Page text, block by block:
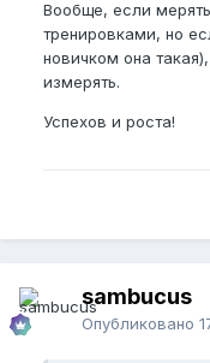
в яйце и член
я перестал,
намного
Uvipe, в будущем
• 7/0 Мануальные
Результат:
•BPEL-
NBPEL
Вообще, если
тренировками, но
новичком она
измерять.
Успехов и роста!
sambucus
Опубликовано